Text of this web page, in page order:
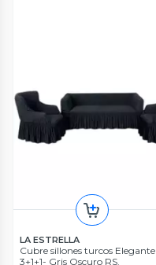
LA ESTRELLA
Cubre sillones turcos Elegante
3+1+1- Gris Oscuro RS.